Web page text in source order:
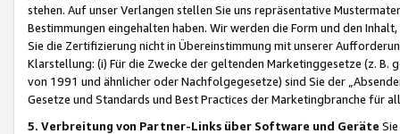
stehen. Auf unser Verlangen stellen Sie uns repräsentative
Bestimmungen eingehalten haben. Wir werden die Form und den
Sie die Zertifizierung nicht in Übereinstimmung mit unserer
Klarstellung: (i) Für die Zwecke der geltenden Marketinggesetze (z. B.
von 1991 und ähnlicher oder Nachfolgegesetze) sind Sie der
Gesetze und Standards und Best Practices der Marketingbranche für
5. Verbreitung von Partner-Links über Software und Geräte